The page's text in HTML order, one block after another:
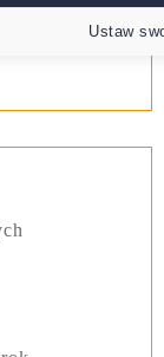
Ustaw